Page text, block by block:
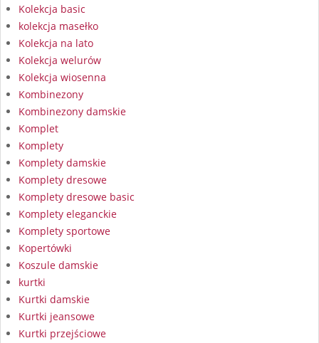
Kolekcja basic
kolekcja masełko
Kolekcja na lato
Kolekcja welurów
Kolekcja wiosenna
Kombinezony
Kombinezony damskie
Komplet
Komplety
Komplety damskie
Komplety dresowe
Komplety dresowe basic
Komplety eleganckie
Komplety sportowe
Kopertówki
Koszule damskie
kurtki
Kurtki damskie
Kurtki jeansowe
Kurtki przejściowe